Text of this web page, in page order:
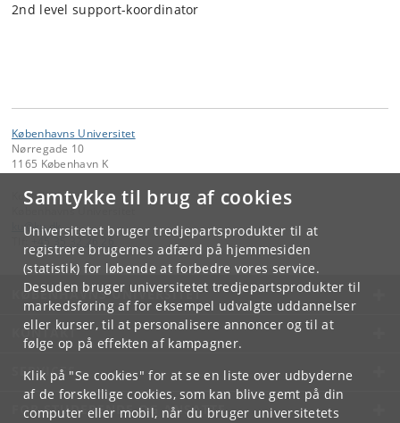
Samtykke til brug af cookies
Universitetet bruger tredjepartsprodukter til at
registrere brugernes adfærd på hjemmesiden
(statistik) for løbende at forbedre vores service.
Desuden bruger universitetet tredjepartsprodukter til
markedsføring af for eksempel udvalgte uddannelser
eller kurser, til at personalisere annoncer og til at
følge op på effekten af kampagner.
Klik på "Se cookies" for at se en liste over udbyderne
af de forskellige cookies, som kan blive gemt på din
computer eller mobil, når du bruger universitetets
2nd level support-koordinator
Københavns Universitet
Nørregade 10
1165 København K
Kontakt:
Københavns Universitet
@ku.dk
KØBENHAVNS UNIVERSITET
KONTAKT
SERVICES
FOR STUDERENDE OG ANSATTE